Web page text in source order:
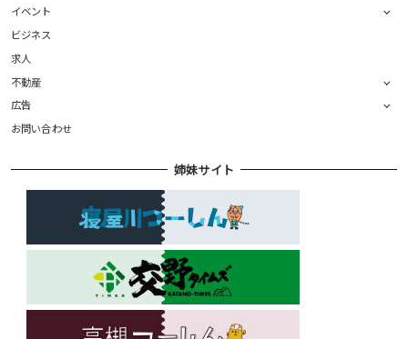
イベント
ビジネス
求人
不動産
広告
お問い合わせ
姉妹サイト